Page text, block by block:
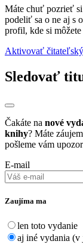
Máte chuť pozrieť si
podeliť sa o ne aj s
profil, kde si
Aktivovať
Sledovať
Čakáte na nové
knihy? Máte
pošleme vám
E-mail
Zaujíma ma
len toto vydanie
aj iné vydania (v